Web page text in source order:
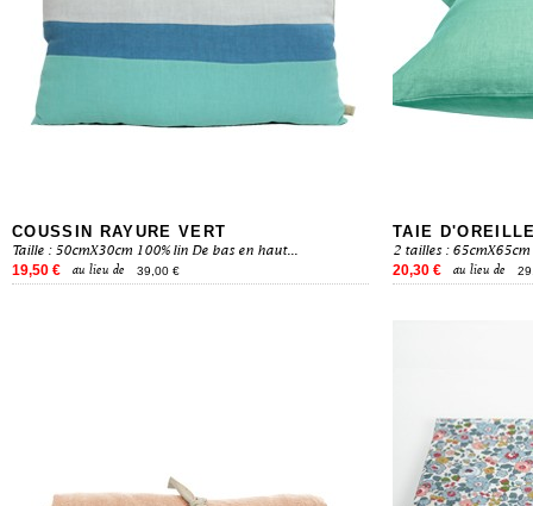
COUSSIN RAYURE VERT
Taille : 50cmX30cm 100% lin De bas en haut...
19,50 €
au lieu de 39,00 €
TAIE
2 tailles :
20,30 €
au lieu de